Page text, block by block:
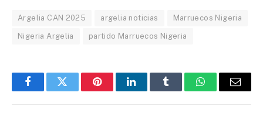
Argelia CAN 2025 argelia noticias Marruecos Nigeria
Nigeria Argelia partido Marruecos Nigeria
FacebookTwitter PinterestLinkedInTumblr WhatsAppEmail